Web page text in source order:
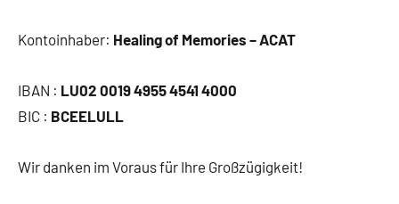
Kontoinhaber: Healing of Memories – ACAT
IBAN : LU02 0019 4955 4541 4000
BIC : BCEELULL
Wir danken im Voraus für Ihre Großzügigkeit!